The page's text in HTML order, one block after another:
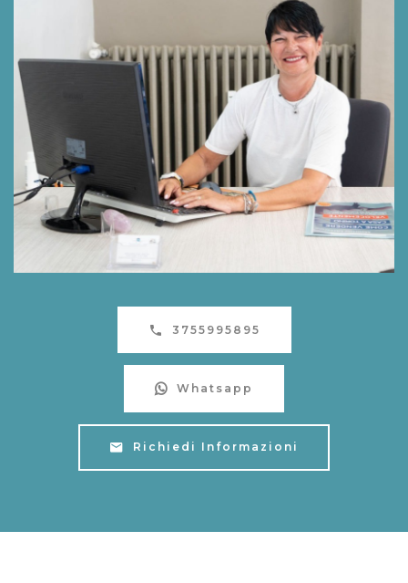
3755995895
Whatsapp
Richiedi Informazioni